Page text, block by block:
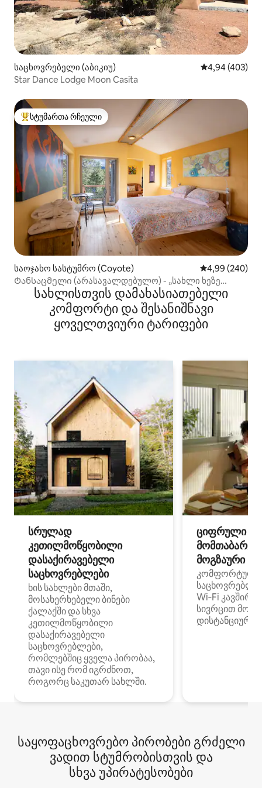
საცხოვრებელი (აბიკიუ) საშუალო
4,94 (403)
Star Dance Lodge Moon Casita
სტუმართა რჩეული მოწინავე ვარიანტი
სტუმართა რჩეული
საოჯახო სასტუმრო (Coyote) საშუალო
4,99 (240)
Ტანსაცმელი (არასავალდებულო) - „სახლი ხეზე
კოიოტის კოტეჯი“
სახლისთვის დამახასიათებელი
კომფორტი და შესანიშნავი
ყოველთვიური ტარიფები
სრულად
კეთილმოწყობილი
დასაქირავებელი
საცხოვრებლები
ხის სახლები მთაში,
მოსახერხებელი ბინები
ქალაქში და სხვა
კეთილმოწყობილი
დასაქირავებელი
საცხოვრებლები,
რომლებშიც ყველა პირობაა,
თავი ისე რომ იგრძნოთ,
როგორც საკუთარ სახლში.
ციფრული
მოგზაური
კომფორტული
Wi‑Fi
სივრცით
დისტანციური
საყოფაცხოვრებო პირობები გრძელი
ვადით სტუმრობისთვის და
სხვა უპირატესობები